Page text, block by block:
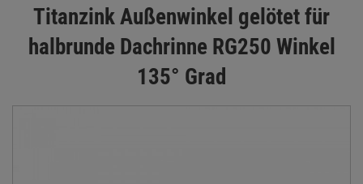
Titanzink Außenwinkel gelötet für
halbrunde Dachrinne RG250 Winkel
135° Grad